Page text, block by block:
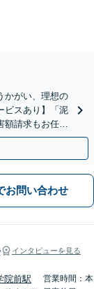
かがい、理想の
ビスあり】「泥
請求もお任せ
お問い合わせ
インタビューを見る
院前駅
営業時間：本